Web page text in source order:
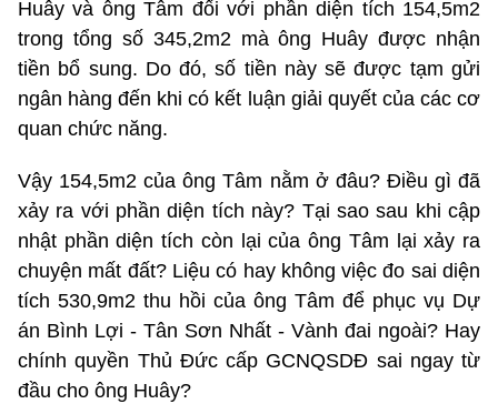
Huây và ông Tâm đối với phần diện tích 154,5m2
trong tổng số 345,2m2 mà ông Huây được nhận
tiền bổ sung. Do đó, số tiền này sẽ được tạm gửi
ngân hàng đến khi có kết luận giải quyết của các cơ
quan chức năng.
Vậy 154,5m2 của ông Tâm nằm ở đâu? Điều gì đã
xảy ra với phần diện tích này? Tại sao sau khi cập
nhật phần diện tích còn lại của ông Tâm lại xảy ra
chuyện mất đất? Liệu có hay không việc đo sai diện
tích 530,9m2 thu hồi của ông Tâm để phục vụ Dự
án Bình Lợi - Tân Sơn Nhất - Vành đai ngoài? Hay
chính quyền Thủ Đức cấp GCNQSDĐ sai ngay từ
đầu cho ông Huây?